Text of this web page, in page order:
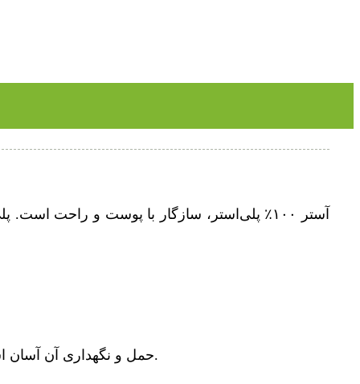
آستر ۱۰۰٪ پلی‌استر، سازگار با پوست و راحت
حمل و نگهداری آن آسان است. برای همه فعالیت‌های فضای باز مانند کمپینگ، پیاده‌روی، کوله‌گردی، دوچرخه‌سواری و حتی برای بقا مناسب است.